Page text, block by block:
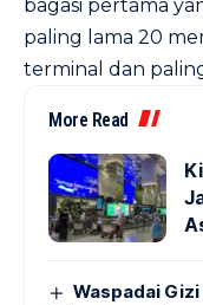
bagasi pertama
paling lama 20
terminal dan
More Read
Waspadai